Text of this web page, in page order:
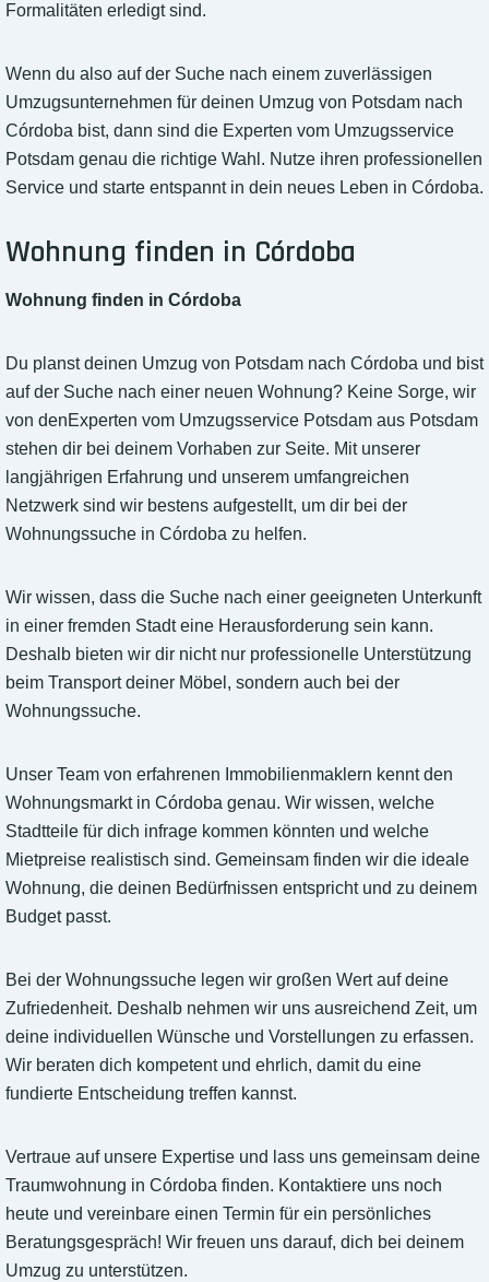
Formalitäten erledigt sind.
Wenn du also auf der Suche nach einem zuverlässigen
Umzugsunternehmen für deinen Umzug von Potsdam nach
Córdoba bist, dann sind die Experten vom Umzugsservice
Potsdam genau die richtige Wahl. Nutze ihren professionellen
Service und starte entspannt in dein neues Leben in Córdoba.
Wohnung finden in Córdoba
Wohnung finden in Córdoba
Du planst deinen Umzug von Potsdam nach Córdoba und bist
auf der Suche nach einer neuen Wohnung? Keine Sorge, wir
von denExperten vom Umzugsservice Potsdam aus Potsdam
stehen dir bei deinem Vorhaben zur Seite. Mit unserer
langjährigen Erfahrung und unserem umfangreichen
Netzwerk sind wir bestens aufgestellt, um dir bei der
Wohnungssuche in Córdoba zu helfen.
Wir wissen, dass die Suche nach einer geeigneten Unterkunft
in einer fremden Stadt eine Herausforderung sein kann.
Deshalb bieten wir dir nicht nur professionelle Unterstützung
beim Transport deiner Möbel, sondern auch bei der
Wohnungssuche.
Unser Team von erfahrenen Immobilienmaklern kennt den
Wohnungsmarkt in Córdoba genau. Wir wissen, welche
Stadtteile für dich infrage kommen könnten und welche
Mietpreise realistisch sind. Gemeinsam finden wir die ideale
Wohnung, die deinen Bedürfnissen entspricht und zu deinem
Budget passt.
Bei der Wohnungssuche legen wir großen Wert auf deine
Zufriedenheit. Deshalb nehmen wir uns ausreichend Zeit, um
deine individuellen Wünsche und Vorstellungen zu erfassen.
Wir beraten dich kompetent und ehrlich, damit du eine
fundierte Entscheidung treffen kannst.
Vertraue auf unsere Expertise und lass uns gemeinsam deine
Traumwohnung in Córdoba finden. Kontaktiere uns noch
heute und vereinbare einen Termin für ein persönliches
Beratungsgespräch! Wir freuen uns darauf, dich bei deinem
Umzug zu unterstützen.